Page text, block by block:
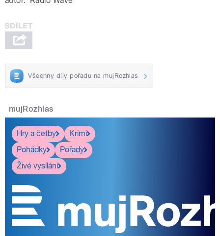
Všechny díly pořadu na mujRozhlas
mujRozhlas
Hry a četby
Krimi
Pohádky
Pořady
Živé vysílání